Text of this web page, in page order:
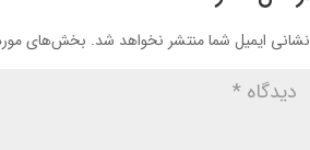
نشانی ایمیل شما منتشر نخواهد شد. بخش‌های